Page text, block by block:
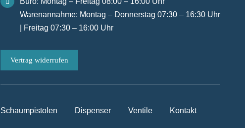
Warenannahme: Montag – Donnerstag 07:30 – 16:30 Uhr
| Freitag 07:30 – 16:00 Uhr
Vertrag widerrufen
Schaumpistolen Dispenser Ventile Kontakt